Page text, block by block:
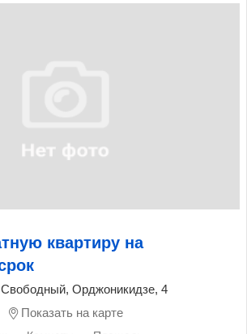
квартиру на
Орджоникидзе, 4
Показать на карте